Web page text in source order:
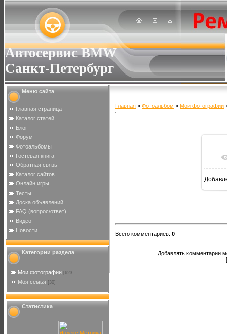
Автосервис BMW
Санкт-Петербург
Меню сайта
Главная страница
Каталог статей
Блог
Форум
Фотоальбомы
Гостевая книга
Обратная связь
Каталог сайтов
Онлайн игры
Тесты
Доска объявлений
FAQ (вопрос/ответ)
Видео
Новости
Категории раздела
Мои фотографии [623]
Моя семья [30]
Статистика
Главная » Фотоальбом » Мои фотографии
Всего комментариев: 0
Добавлять комментарии